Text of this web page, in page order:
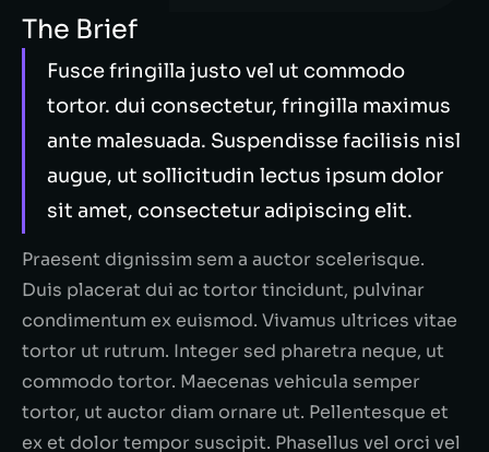
The Brief
Fusce fringilla justo vel ut commodo
tortor. dui consectetur, fringilla maximus
ante malesuada. Suspendisse facilisis nisl
augue, ut sollicitudin lectus ipsum dolor
sit amet, consectetur adipiscing elit.
Praesent dignissim sem a auctor scelerisque.
Duis placerat dui ac tortor tincidunt, pulvinar
condimentum ex euismod. Vivamus ultrices vitae
tortor ut rutrum. Integer sed pharetra neque, ut
commodo tortor. Maecenas vehicula semper
tortor, ut auctor diam ornare ut. Pellentesque et
ex et dolor tempor suscipit. Phasellus vel orci vel